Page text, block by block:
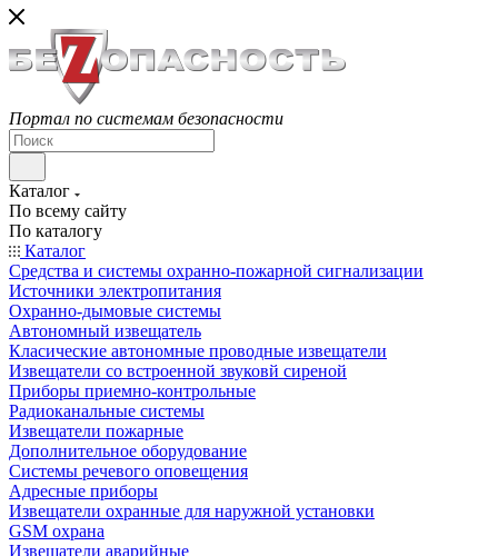
Портал по системам безопасности
Каталог
По всему сайту
По каталогу
Каталог
Средства и системы охранно-пожарной сигнализации
Источники электропитания
Охранно-дымовые системы
Автономный извещатель
Класические автономные проводные извещатели
Извещатели со встроенной звуковй сиреной
Приборы приемно-контрольные
Радиоканальные системы
Извещатели пожарные
Дополнительное оборудование
Системы речевого оповещения
Адресные приборы
Извещатели охранные для наружной установки
GSM охрана
Извещатели аварийные